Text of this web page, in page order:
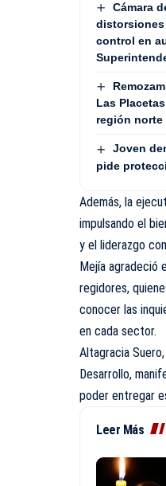
Cámara
control en
Las
región norte
Joven
pide
Además, la
impulsando el
y el liderazgo
Mejía agradeció
regidores,
conocer las
en cada sector.
Altagracia
Desarrollo,
poder entregar
Leer Más